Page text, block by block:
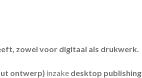
zowel voor digitaal als drukwerk.
ontwerp) inzake desktop publishing